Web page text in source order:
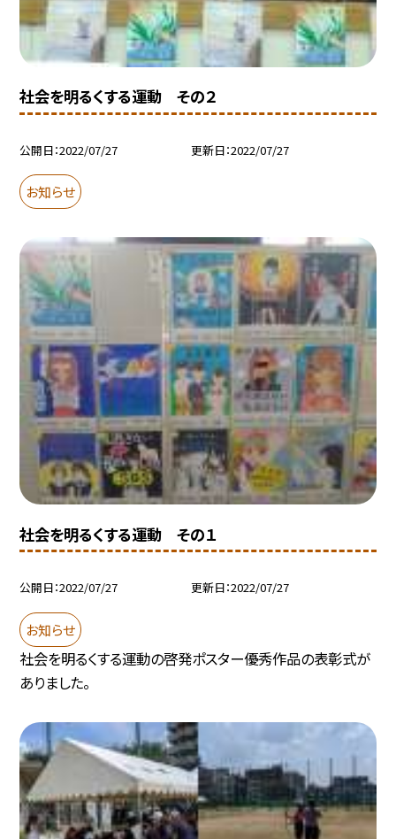
社会を明るくする運動 その２
公開日 2022/07/27 更新日 2022/07/27
お知らせ
社会を明るくする運動 その１
公開日 2022/07/27 更新日 2022/07/27
お知らせ
社会を明るくする運動の啓発ポスター優秀作品の表彰式が
ありました。